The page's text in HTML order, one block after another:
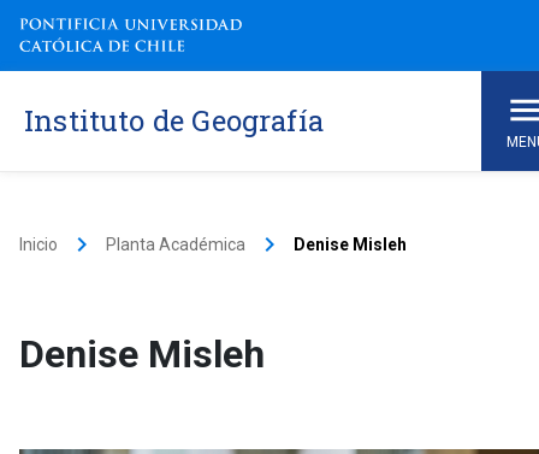
Instituto de Geografía
Inicio keyboard_arrow_right Planta Académica keyboard_arrow_right Denise Misleh
Denise Misleh